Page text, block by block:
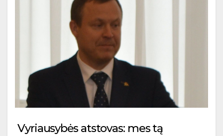
Vyriausybės atstovas: mes tą